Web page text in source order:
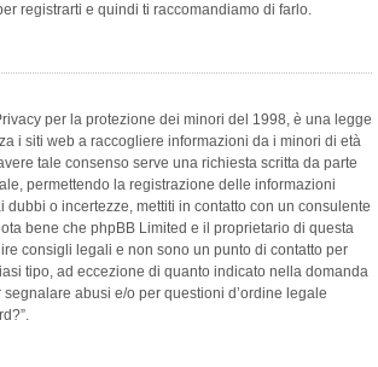
registrarti e quindi ti raccomandiamo di farlo.
per la protezione dei minori del 1998, è una legge
i siti web a raccogliere informazioni da i minori di età
tale consenso serve una richiesta scritta da parte
permettendo la registrazione delle informazioni
dubbi o incertezze, mettiti in contatto con un consulente
bene che phpBB Limited e il proprietario di questa
consigli legali e non sono un punto di contatto per
tipo, ad eccezione di quanto indicato nella domanda
segnalare abusi e/o per questioni d’ordine legale